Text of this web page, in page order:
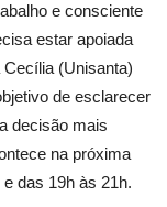
e consciente
estar apoiada
(Unisanta)
de esclarecer
decisão mais
na próxima
das 19h às 21h.